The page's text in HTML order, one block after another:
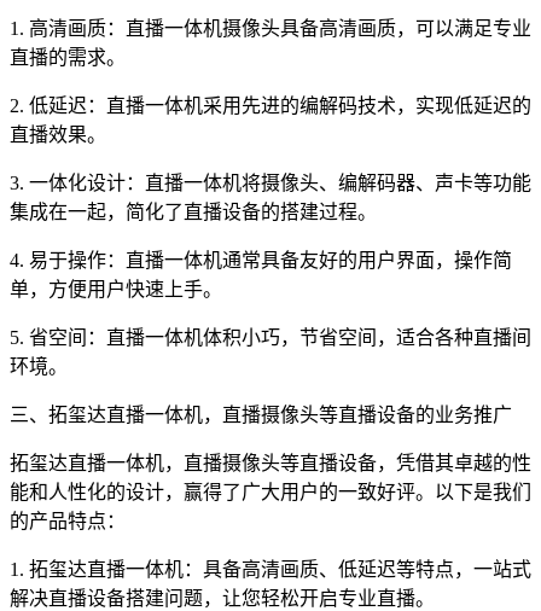
1. 高清画质：直播一体机摄像头具备高清画质，可以满足专业
直播的需求。
2. 低延迟：直播一体机采用先进的编解码技术，实现低延迟的
直播效果。
3. 一体化设计：直播一体机将摄像头、编解码器、声卡等功能
集成在一起，简化了直播设备的搭建过程。
4. 易于操作：直播一体机通常具备友好的用户界面，操作简
单，方便用户快速上手。
5. 省空间：直播一体机体积小巧，节省空间，适合各种直播间
环境。
三、拓玺达直播一体机，直播摄像头等直播设备的业务推广
拓玺达直播一体机，直播摄像头等直播设备，凭借其卓越的性
能和人性化的设计，赢得了广大用户的一致好评。以下是我们
的产品特点：
1. 拓玺达直播一体机：具备高清画质、低延迟等特点，一站式
解决直播设备搭建问题，让您轻松开启专业直播。